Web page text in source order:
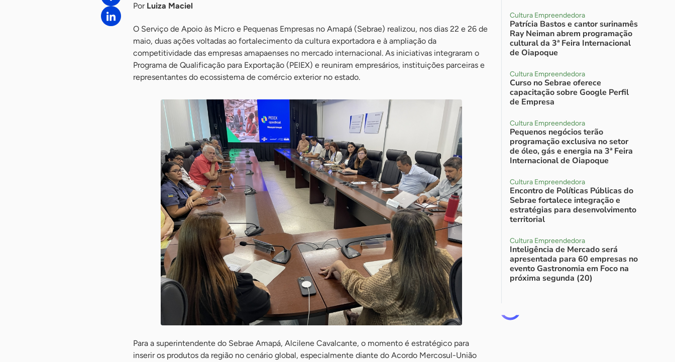
Por Luiza Maciel
O Serviço de Apoio às Micro e Pequenas Empresas no Amapá (Sebrae) realizou, nos dias 22 e 26 de
maio, duas ações voltadas ao fortalecimento da cultura exportadora e à ampliação da
competitividade das empresas amapaenses no mercado internacional. As iniciativas integraram o
Programa de Qualificação para Exportação (PEIEX) e reuniram empresários, instituições parceiras e
representantes do ecossistema de comércio exterior no estado.
Para a superintendente do Sebrae Amapá, Alcilene Cavalcante, o momento é estratégico para
inserir os produtos da região no cenário global, especialmente diante do Acordo Mercosul-União
Cultura Empreendedora
Patrícia Bastos e cantor surinamês
Ray Neiman abrem programação
cultural da 3ª Feira Internacional
de Oiapoque
Cultura Empreendedora
Curso no Sebrae oferece
capacitação sobre Google Perfil
de Empresa
Cultura Empreendedora
Pequenos negócios terão
programação exclusiva no setor
de óleo, gás e energia na 3ª Feira
Internacional de Oiapoque
Cultura Empreendedora
Encontro de Políticas Públicas do
Sebrae fortalece integração e
estratégias para desenvolvimento
territorial
Cultura Empreendedora
Inteligência de Mercado será
apresentada para 60 empresas no
evento Gastronomia em Foco na
próxima segunda (20)